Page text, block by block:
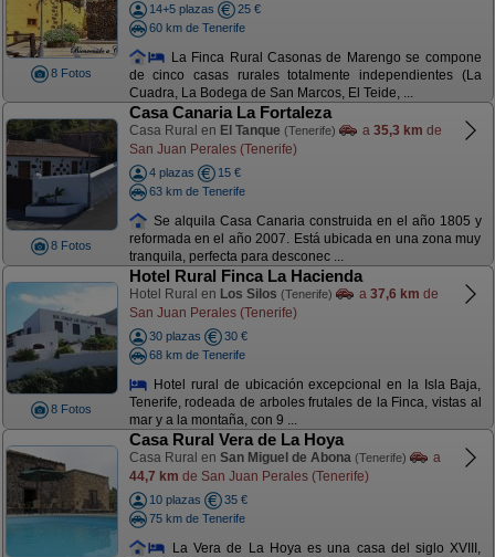
8 Fotos
14+5 plazas
25 €
60 km de Tenerife
La Finca Rural Casonas de Marengo se compone
de cinco casas rurales totalmente independientes (La
Cuadra, La Bodega de San Marcos, El Teide, ...
8 Fotos
Casa Canaria La Fortaleza
Casa Rural en El Tanque (Tenerife) a 35,3 km de
San Juan Perales (Tenerife)
4 plazas
15 €
63 km de Tenerife
Se alquila Casa Canaria construida en el año 1805 y
reformada en el año 2007. Está ubicada en una zona muy
tranquila, perfecta para desconec ...
8 Fotos
Hotel Rural Finca La Hacienda
Hotel Rural en Los Silos (Tenerife) a 37,6 km de
San Juan Perales (Tenerife)
30 plazas
30 €
68 km de Tenerife
Hotel rural de ubicación excepcional en la Isla Baja,
Tenerife, rodeada de arboles frutales de la Finca, vistas al
mar y a la montaña, con 9 ...
Casa Rural Vera de La Hoya
Casa Rural en San Miguel de Abona (Tenerife)
a
44,7 km de San Juan Perales (Tenerife)
10 plazas
35 €
75 km de Tenerife
La Vera de La Hoya es una casa del siglo XVIII,